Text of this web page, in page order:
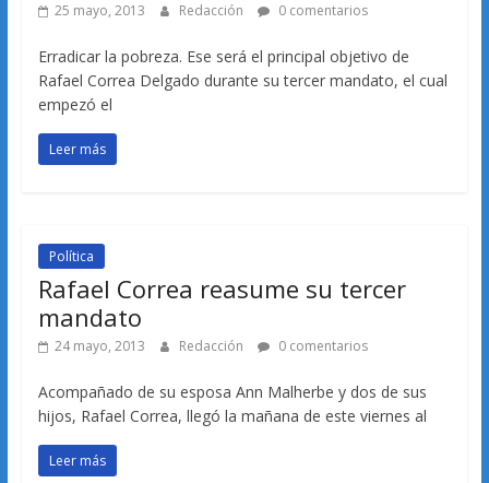
25 mayo, 2013 Redacción 0 comentarios
Erradicar la pobreza. Ese será el principal objetivo de
Rafael Correa Delgado durante su tercer mandato, el cual
empezó el
Leer más
Política
Rafael Correa reasume su tercer
mandato
24 mayo, 2013 Redacción 0 comentarios
Acompañado de su esposa Ann Malherbe y dos de sus
hijos, Rafael Correa, llegó la mañana de este viernes al
Leer más